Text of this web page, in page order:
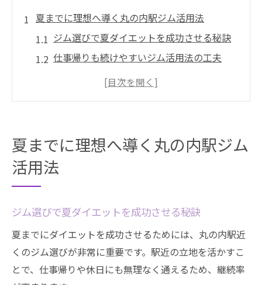
夏までに理想へ導く丸の内駅ジム活用法
ジム選びで夏ダイエットを成功させる秘訣
仕事帰りも続けやすいジム活用法の工夫
丸の内駅ジムで理想体型を目指すポイント
ジムの比較で見つける自分に合う通い方
ジム選びで叶える夏までのダイエット戦略
ジムダイエットを夏までに成功へ導く方法
ト
パーソナルトレーニング活用のダイエット
効果
ジム選びで失敗しないためのチェックリス
夏までに理想へ導く丸の内駅ジム
活用法
ジム選びで夏ダイエットを成功させる秘訣
夏までにダイエットを成功させるためには、丸の内駅近
くのジム選びが非常に重要です。駅近の立地を活かすこ
とで、仕事帰りや休日にも無理なく通えるため、継続率